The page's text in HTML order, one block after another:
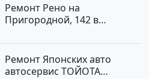
Ремонт Рено на
Пригородной, 142 в
Ремонт Японских авто
автосервис ТОЙОТА